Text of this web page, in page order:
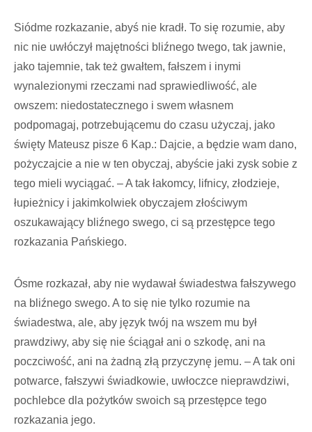
Siódme rozkazanie, abyś nie kradł. To się rozumie, aby
nic nie uwłóczył majętności bliźnego twego, tak jawnie,
jako tajemnie, tak też gwałtem, fałszem i inymi
wynalezionymi rzeczami nad sprawiedliwość, ale
owszem: niedostatecznego i swem własnem
podpomagaj, potrzebującemu do czasu użyczaj, jako
święty Mateusz pisze 6 Kap.: Dajcie, a będzie wam dano,
pożyczajcie a nie w ten obyczaj, abyście jaki zysk sobie z
tego mieli wyciągać. – A tak łakomcy, lifnicy, złodzieje,
łupieżnicy i jakimkolwiek obyczajem złościwym
oszukawający bliźnego swego, ci są przestępce tego
rozkazania Pańskiego.
Ósme rozkazał, aby nie wydawał świadestwa fałszywego
na bliźnego swego. A to się nie tylko rozumie na
świadestwa, ale, aby język twój na wszem mu był
prawdziwy, aby się nie ściągał ani o szkodę, ani na
poczciwość, ani na żadną złą przyczynę jemu. – A tak oni
potwarce, fałszywi świadkowie, uwłoczce nieprawdziwi,
pochlebce dla pożytków swoich są przestępce tego
rozkazania jego.